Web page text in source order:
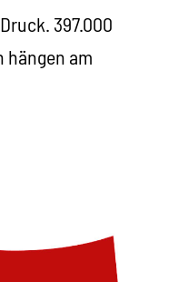
397.000
hängen am